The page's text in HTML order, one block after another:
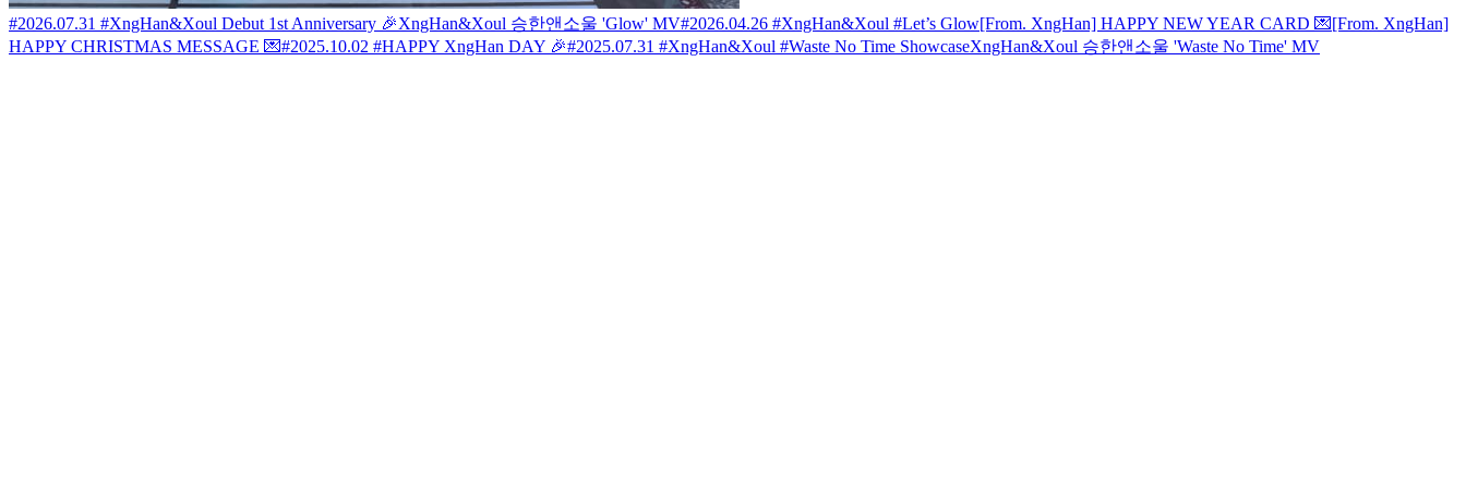
#2026.07.31 #XngHan&Xoul Debut 1st Anniversary 🎉XngHan&Xoul 승한앤소울 'Glow' MV#2026.04.26 #XngHan&Xoul #Let’s Glow[From. XngHan] HAPPY NEW YEAR CARD 💌[From. XngHan]
HAPPY CHRISTMAS MESSAGE 💌#2025.10.02 #HAPPY XngHan DAY 🎉#2025.07.31 #XngHan&Xoul #Waste No Time ShowcaseXngHan&Xoul 승한앤소울 'Waste No Time' MV